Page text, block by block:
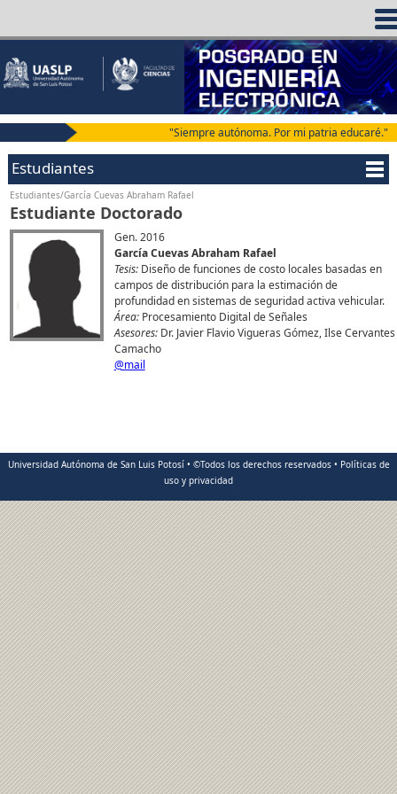
"Siempre autónoma. Por mi patria educaré."
Estudiantes
Estudiantes/García Cuevas Abraham Rafael
Estudiante Doctorado
Gen. 2016
García Cuevas Abraham Rafael
Tesis:Diseño de funciones de costo locales basadas en
campos de distribución para la estimación de
profundidad en sistemas de seguridad activa vehicular.
Área:Procesamiento Digital de Señales
Asesores:Dr. Javier Flavio Vigueras Gómez, Ilse Cervantes
Camacho
@mail
Universidad Autónoma de San Luis Potosí • ©Todos los derechos reservados • Políticas de
uso y privacidad